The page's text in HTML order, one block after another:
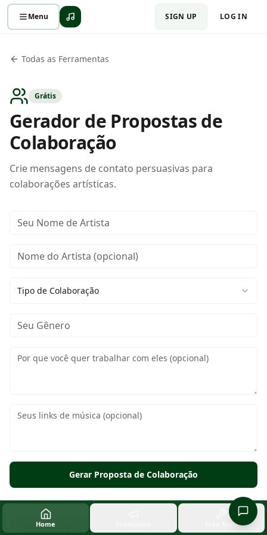
Menu SIGN UP LOG IN
Todas as Ferramentas
Grátis
Gerador de Propostas de
Colaboração
Crie mensagens de contato persuasivas para
colaborações artísticas.
Tipo de Colaboração
Gerar Proposta de Colaboração
Frequently Asked Questions
Home Free Tools